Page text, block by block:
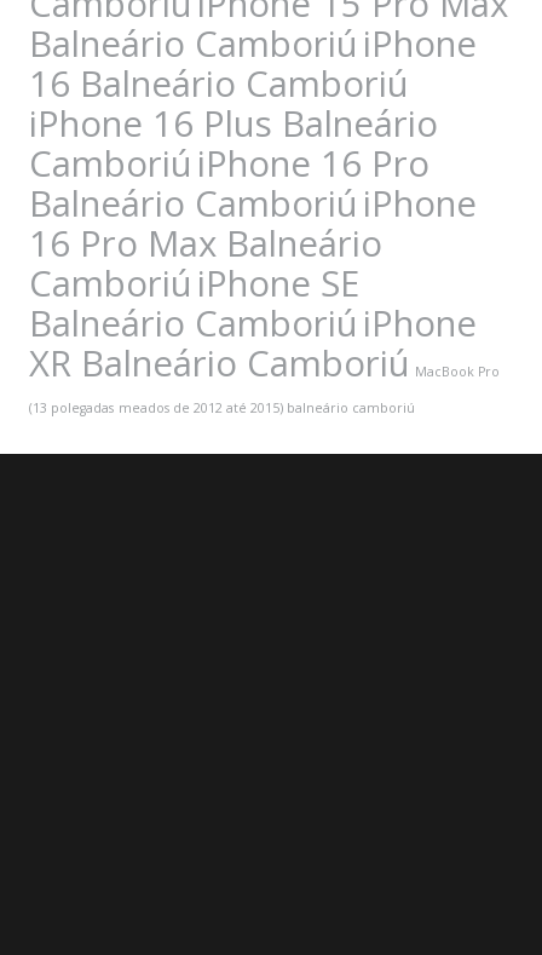
Balneário Camboriú iPhone
16 Balneário Camboriú
iPhone 16 Plus Balneário
Camboriú iPhone 16 Pro
Balneário Camboriú iPhone
16 Pro Max Balneário
Camboriú iPhone SE
Balneário Camboriú iPhone
XR Balneário Camboriú MacBook Pro
(13 polegadas meados de 2012 até 2015) balneário camboriú